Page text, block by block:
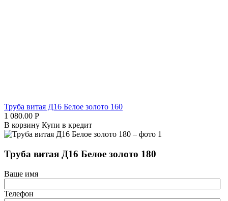
Труба витая Д16 Белое золото 160
1 080.00 Р
В корзину Купи в кредит
Труба витая Д16 Белое золото 180
Ваше имя
Телефон